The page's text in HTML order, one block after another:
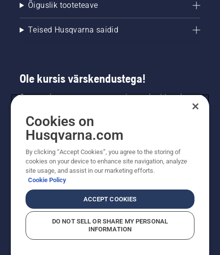
Õiguslik tooteteave
Teised Husqvarna saidid
Ole kursis värskendustega!
Saa uusimat teavet uute toodete, eripakkumiste
saamiseks siin.
Cookies on
Husqvarna.com
By clicking “Accept Cookies”, you agree to the storing of
cookies on your device to enhance site navigation, analyze
site usage, and assist in our marketing efforts.
Cookie Policy
ACCEPT COOKIES
DO NOT SELL OR SHARE MY PERSONAL
INFORMATION